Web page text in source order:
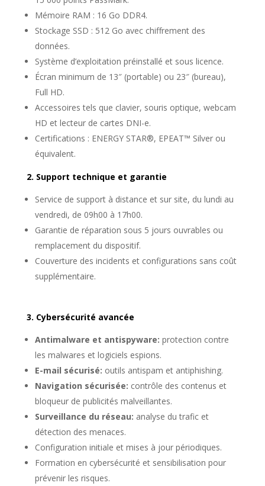
Mémoire RAM : 16 Go DDR4.
Stockage SSD : 512 Go avec chiffrement des
données.
Système d’exploitation préinstallé et sous licence.
Écran minimum de 13″ (portable) ou 23″ (bureau),
Full HD.
Accessoires tels que clavier, souris optique, webcam
HD et lecteur de cartes DNI-e.
Certifications : ENERGY STAR®, EPEAT™ Silver ou
équivalent.
2. Support technique et garantie
Service de support à distance et sur site, du lundi au
vendredi, de 09h00 à 17h00.
Garantie de réparation sous 5 jours ouvrables ou
remplacement du dispositif.
Couverture des incidents et configurations sans coût
supplémentaire.
3. Cybersécurité avancée
Antimalware et antispyware: protection contre
les malwares et logiciels espions.
E-mail sécurisé: outils antispam et antiphishing.
Navigation sécurisée: contrôle des contenus et
bloqueur de publicités malveillantes.
Surveillance du réseau: analyse du trafic et
détection des menaces.
Configuration initiale et mises à jour périodiques.
Formation en cybersécurité et sensibilisation pour
prévenir les risques.